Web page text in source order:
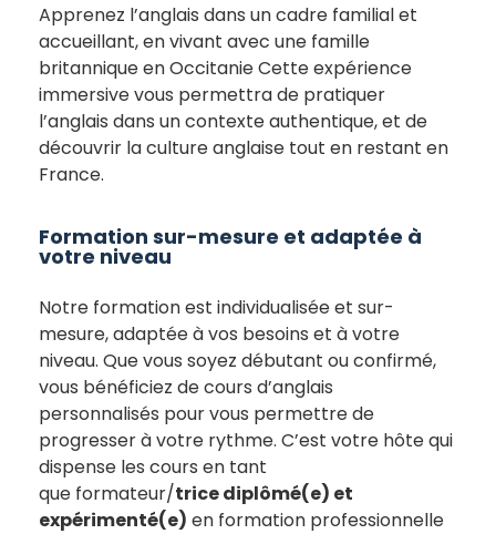
Apprenez l’anglais dans un cadre familial et
accueillant, en vivant avec une famille
britannique en OccitanieCette expérience
immersive vous permettra de pratiquer
l’anglais dans un contexte authentique, et de
découvrir la culture anglaise tout en restant en
France.
Formation sur-mesure et adaptée à
votre niveau
Notre formation est individualisée et sur-
mesure, adaptée à vos besoins et à votre
niveau. Que vous soyez débutant ou confirmé,
vous bénéficiez decours d’anglais
personnalisés pour vous permettre de
progresser à votre rythme. C’est votre hôtequi
dispense les cours en tant
que formateur/tricediplômé(e) et
expérimenté(e) en formation professionnelle